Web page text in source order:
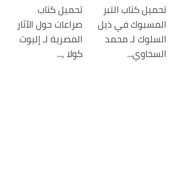
تحميل كتاب التبر
المسبوك في ذيل
السلوك لـ محمد
السخاوي...
تحميل كتاب
صراعات حول الآثار
المصرية لـ إليوت
كولا ,...